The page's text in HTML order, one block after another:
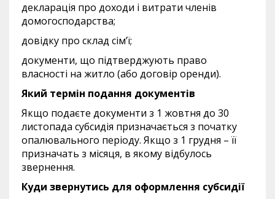
декларація про доходи і витрати членів
домогосподарства;
довідку про склад сім’ї;
документи, що підтверджують право
власності на житло (або договір оренди).
Який термін подання документів
Якщо подаєте документи з 1 жовтня до 30
листопада субсидія призначається з початку
опалювального періоду. Якщо з 1 грудня – її
призначать з місяця, в якому відбулось
звернення.
Куди звернутись для оформлення субсидії